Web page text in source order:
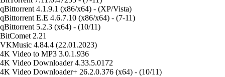
qBittorrent 4.1.9.1 (x86/x64) - (XP/Vista)
qBittorrent E.E 4.6.7.10 (x86/x64) - (7-11)
qBittorrent 5.2.3 (x64) - (10/11)
BitComet 2.21
VKMusic 4.84.4 (22.01.2023)
4K Video to MP3 3.0.1.936
4K Video Downloader 4.33.5.0172
4K Video Downloader+ 26.2.0.376 (x64) - (10/11)